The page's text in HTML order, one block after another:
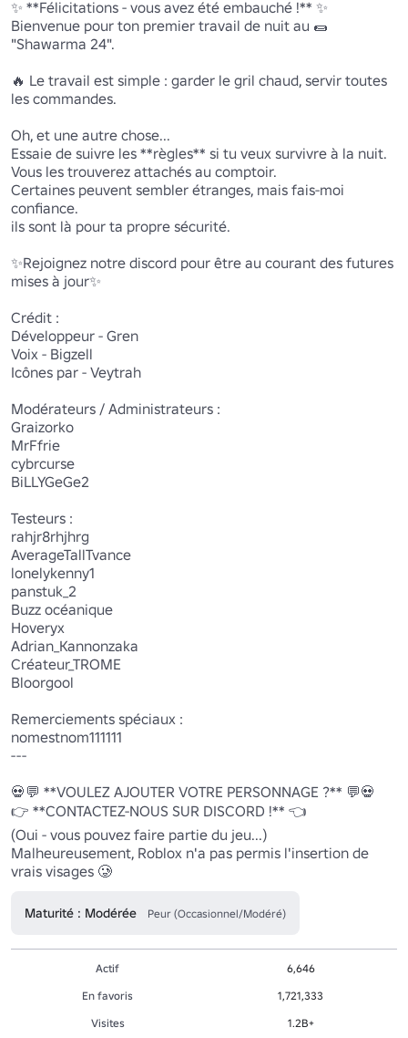
✨ **Félicitations - vous avez été embauché !** ✨
Bienvenue pour ton premier travail de nuit au 🌯
"Shawarma 24".
🔥 Le travail est simple : garder le gril chaud, servir toutes
les commandes.
Oh, et une autre chose...
Essaie de suivre les **règles** si tu veux survivre à la nuit.
Vous les trouverez attachés au comptoir.
Certaines peuvent sembler étranges, mais fais-moi
confiance.
ils sont là pour ta propre sécurité.
✨Rejoignez notre discord pour être au courant des futures
mises à jour✨
Crédit :
Développeur - Gren
Voix - Bigzell
Icônes par - Veytrah
Modérateurs / Administrateurs :
Graizorko
MrFfrie
cybrcurse
BiLLYGeGe2
Testeurs :
rahjr8rhjhrg
AverageTallTvance
lonelykenny1
panstuk_2
Buzz océanique
Hoveryx
Adrian_Kannonzaka
Créateur_TROME
Bloorgool
Remerciements spéciaux :
nomestnom111111
---
💀💬 **VOULEZ AJOUTER VOTRE PERSONNAGE ?** 💬💀
👉 **CONTACTEZ-NOUS SUR DISCORD !** 👈
(Oui - vous pouvez faire partie du jeu...)
Malheureusement, Roblox n'a pas permis l'insertion de
vrais visages 🥲
Maturité : Modérée Peur (Occasionnel/Modéré)
Actif
6,646
En favoris
1,721,333
Visites
1.2B+